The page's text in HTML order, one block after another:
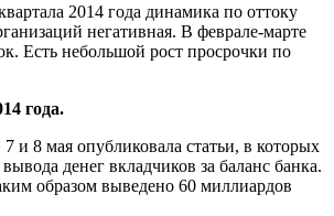
2014 года динамика по оттоку
негативная. В феврале-марте
Есть небольшой рост просрочки по
года.
и 8 мая опубликовала статьи, в которых
денег вкладчиков за баланс банка.
образом выведено 60 миллиардов